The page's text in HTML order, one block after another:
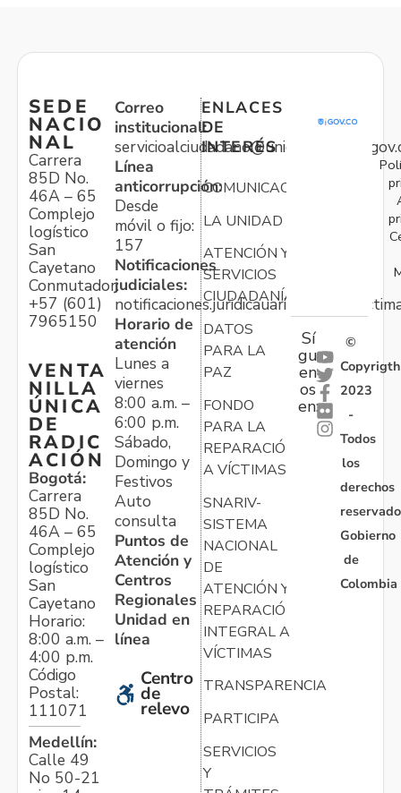
SEDE
NACIO
NAL
Carrera
85D No.
46A – 65
Complejo
logístico
San
Cayetano
Conmutador:
+57 (601)
7965150
VENTA
NILLA
ÚNICA
DE
RADIC
ACIÓN
Bogotá:
Carrera
85D No.
46A – 65
Complejo
logístico
San
Cayetano
Horario:
8:00 a.m. –
4:00 p.m.
Código
Postal:
111071
Medellín:
Calle 49
No 50-21
Correo
institucional:
Línea
anticorrupción:
Desde
móvil o fijo:
157
Notificaciones
judiciales:
Horario de
atención
Lunes a
viernes
8:00 a.m. –
6:00 p.m.
Sábado,
Domingo y
Festivos
Auto
consulta
Puntos de
Atención y
Centros
Regionales
Unidad en
línea
Centro
de
relevo
ENLACES
DE
INTERÉS
COMUNICACIONES
LA UNIDAD
ATENCIÓN Y
SERVICIOS
CIUDADANÍA
DATOS
PARA LA
PAZ
FONDO
PARA LA
REPARACIÓN
A VÍCTIMAS
SNARIV-
SISTEMA
NACIONAL
DE
ATENCIÓN Y
REPARACIÓN
INTEGRAL A
VÍCTIMAS
TRANSPARENCIA
PARTICIPA
SERVICIOS
Y
Sí
gu
en
os
en:
©
Copyrigth
2023
-
Todos
los
derechos
Gobierno
de
Colombia